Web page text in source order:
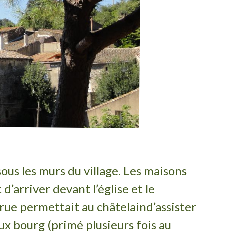
les murs du village. Les maisons
devant l’église et le
rue permettait au châtelaind’assister
bourg (primé plusieurs fois au